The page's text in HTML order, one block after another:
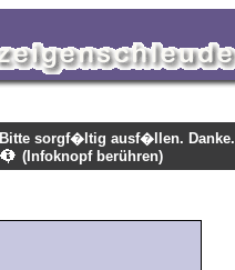
Bitte sorgf�ltig ausf�llen. Danke.
(Infoknopf berühren)